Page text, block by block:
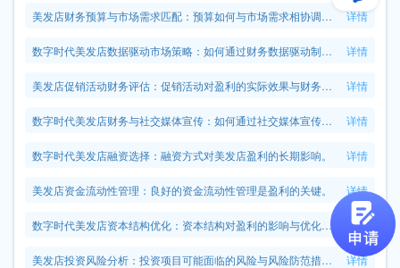
美发店财务预算与市场需求匹配：预算如何与市场需求相协调，提高盈利水平？ 详情
数字时代美发店数据驱动市场策略：如何通过财务数据驱动制定更有效的市场策略？ 详情
美发店促销活动财务评估：促销活动对盈利的实际效果与财务回报。 详情
数字时代美发店财务与社交媒体宣传：如何通过社交媒体宣传提升盈利和品牌知名度？ 详情
数字时代美发店融资选择：融资方式对美发店盈利的长期影响。 详情
美发店资金流动性管理：良好的资金流动性管理是盈利的关键。 详情
数字时代美发店资本结构优化：资本结构对盈利的影响与优化方向。 详情
美发店投资风险分析：投资项目可能面临的风险与风险防范措施。 详情